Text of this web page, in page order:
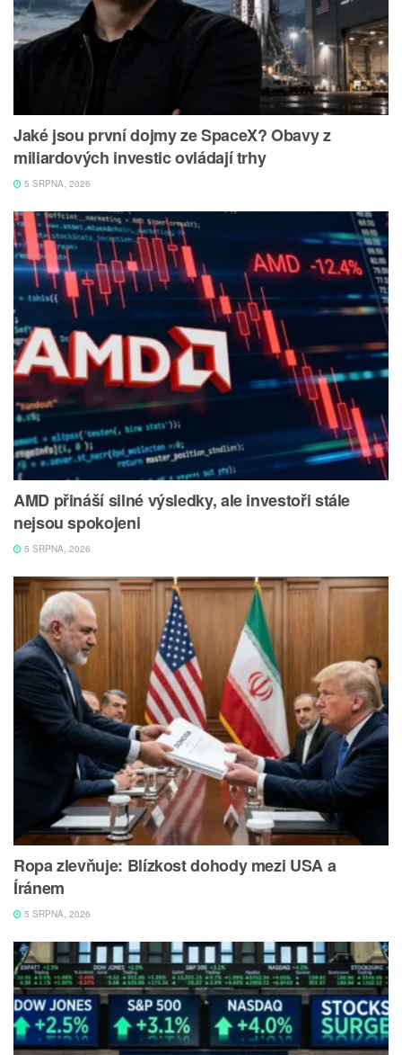
Jaké jsou první dojmy ze SpaceX? Obavy z
miliardových investic ovládají trhy
5 SRPNA, 2026
AMD přináší silné výsledky, ale investoři stále
nejsou spokojeni
5 SRPNA, 2026
Ropa zlevňuje: Blízkost dohody mezi USA a
Íránem
5 SRPNA, 2026